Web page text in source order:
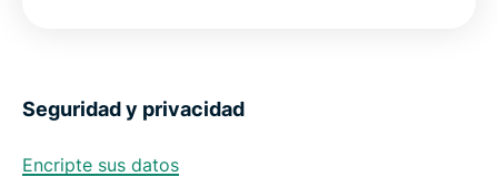
Seguridad y privacidad
Encripte sus datos